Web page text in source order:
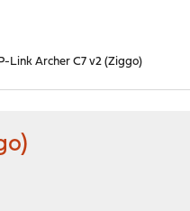
Link Archer C7 v2 (Ziggo)